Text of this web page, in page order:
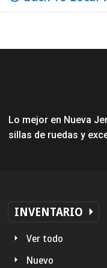
Lo mejor en Nueva
sillas de ruedas y
INVENTARIO
Ver todo
Nuevo